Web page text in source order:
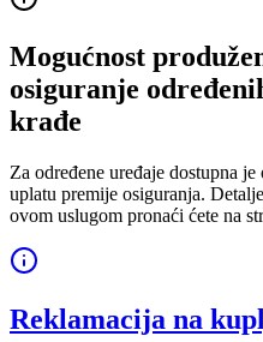
Mogućnost
osiguranje
krađe
Za određene uređaje dostupna
uplatu premije osiguranja.
ovom uslugom pronaći ćete na
Reklamacija na